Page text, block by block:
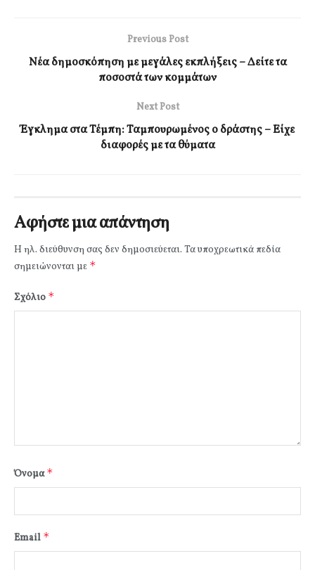
Previous Post
Νέα δημοσκόπηση με μεγάλες εκπλήξεις – Δείτε τα
ποσοστά των κομμάτων
Next Post
Έγκλημα στα Τέμπη: Ταμπουρωμένος ο δράστης – Είχε
διαφορές με τα θύματα
Αφήστε μια απάντηση
Η ηλ. διεύθυνση σας δεν δημοσιεύεται. Τα υποχρεωτικά πεδία
σημειώνονται με *
Σχόλιο *
Όνομα*
Email *